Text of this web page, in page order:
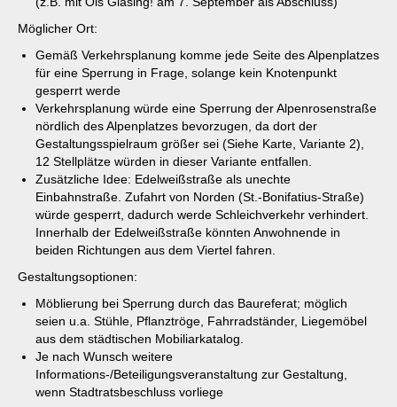
Möglicher Ort:
Gemäß Verkehrsplanung komme jede Seite des Alpenplatzes
für eine Sperrung in Frage, solange kein Knotenpunkt
gesperrt werde
Verkehrsplanung würde eine Sperrung der Alpenrosenstraße
nördlich des Alpenplatzes bevorzugen, da dort der
Gestaltungsspielraum größer sei (Siehe Karte, Variante 2),
12 Stellplätze würden in dieser Variante entfallen.
Zusätzliche Idee: Edelweißstraße als unechte
Einbahnstraße. Zufahrt von Norden (St.-Bonifatius-Straße)
würde gesperrt, dadurch werde Schleichverkehr verhindert.
Innerhalb der Edelweißstraße könnten Anwohnende in
beiden Richtungen aus dem Viertel fahren.
Gestaltungsoptionen:
Möblierung bei Sperrung durch das Baureferat; möglich
seien u.a. Stühle, Pflanztröge, Fahrradständer, Liegemöbel
aus dem städtischen Mobiliarkatalog.
Je nach Wunsch weitere
Informations-/Beteiligungsveranstaltung zur Gestaltung,
wenn Stadtratsbeschluss vorliege